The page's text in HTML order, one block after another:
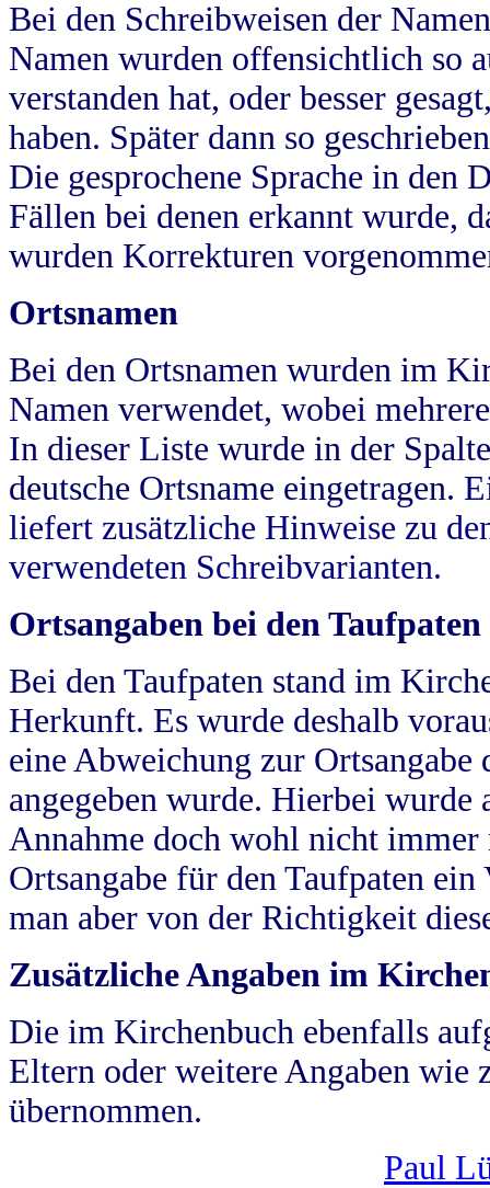
Bei den Schreibweisen der
Namen wurden offensichtlich so
verstanden hat, oder besser
haben. Später dann so
Die gesprochene Sprache in
Fällen bei denen erkannt wurde,
wurden Korrekturen
Ortsnamen
Bei den Ortsnamen wurden im
Namen verwendet, wobei
In dieser Liste wurde in der
deutsche Ortsname eingetragen.
liefert zusätzliche Hinweise zu
verwendeten Schreibvarianten.
Ortsangaben bei den Taufpaten
Bei den Taufpaten stand im
Herkunft. Es wurde deshalb
eine Abweichung zur
angegeben wurde. Hierbei wurde
Annahme doch wohl nicht
Ortsangabe für den Taufpaten
man aber von der Richtigkeit
Zusätzliche Angaben im
Die im Kirchenbuch ebenfalls
Eltern oder weitere Angaben wie
übernommen.
Paul